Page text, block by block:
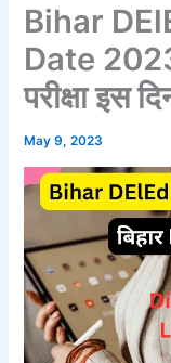
Bihar
Date
परीक्षा इस
May 9, 2023